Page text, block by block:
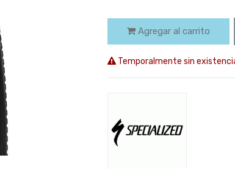
Agregar al carrito
Temporalmente sin